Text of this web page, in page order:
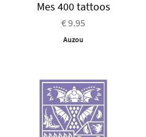
Mes 400 tattoos
€ 9.95
Auzou